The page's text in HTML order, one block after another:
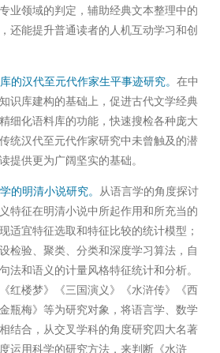
业领域的判定，辅助经典文本整理中的
还能提升普通读者的人机互动学习和创
的汉代至元代作家生平事迹研究。在中
识库建构的基础上，促进古代文学经典
细化语料库的功能，快速搜检各种庞大
统汉代至元代作家研究中未曾触及的潜
提供更为广阔坚实的基础。
的明清小说研究。 从语言学的角度探讨
特征在明清小说中所起作用和所充当的
适宜特征选取和特征比较的统计模型；
检验、聚类、分类和深度学习算法，自
法和语义的计量风格特征统计和分析。
红楼梦》《三国演义》《水浒传》《西
瓶梅》等为研究对象，将语言学、数学
结合，从交叉学科的角度研究四大名著
运用科学的研究方法，来判断《水浒